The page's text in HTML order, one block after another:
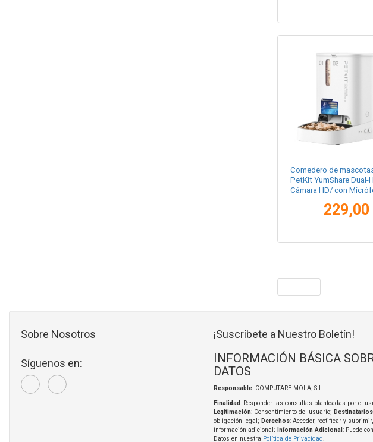
Comedero de
PetKit YumShare Dual-
Cámara HD/ con
229,00
Sobre Nosotros
Síguenos en:
¡Suscríbete a Nuestro Boletín!
INFORMACIÓN BÁSICA
DATOS
Responsable: COMPUTARE MOLA, S.L.
Finalidad: Responder las consultas planteadas por el
Legitimación: Consentimiento del usuario; Destinatarios
obligación legal; Derechos: Acceder, rectificar y
información adicional;
Información Adicional : Puede
Datos en nuestra Política de Privacidad